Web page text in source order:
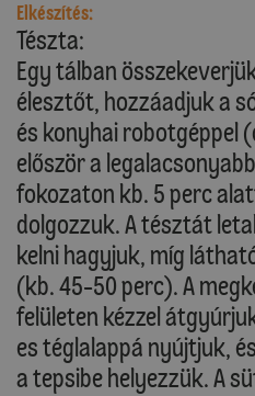
Elkészítés:
Tészta:
Egy tálban
élesztőt, hozzáadjuk a
és konyhai robotgéppel
először a
fokozaton kb. 5 perc
dolgozzuk. A tésztát
kelni hagyjuk, míg
(kb. 45-50 perc). A
felületen kézzel
es téglalappá nyújtjuk,
a tepsibe helyezzük. A